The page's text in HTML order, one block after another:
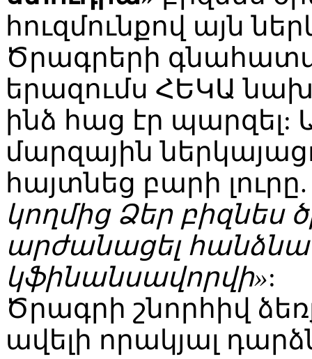
հուզմունքով այն
Ծրագրերի
երազումս ՀԵԿԱ
ինձ հաց էր
մարզային
հայտնեց բարի
կողմից Ձեր բիզնես
արժանացել
կֆինանսավորվի»:
Ծրագրի շնորհիվ
ավելի որակյալ